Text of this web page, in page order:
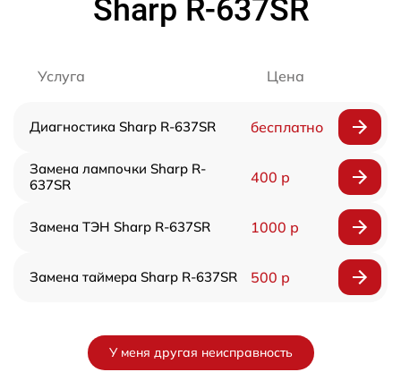
Sharp R-637SR
Услуга Цена
Диагностика Sharp R-637SR бесплатно
Замена лампочки Sharp R-
637SR
400 р
Замена ТЭН Sharp R-637SR 1000 р
Замена таймера Sharp R-637SR 500 р
У меня другая неисправность